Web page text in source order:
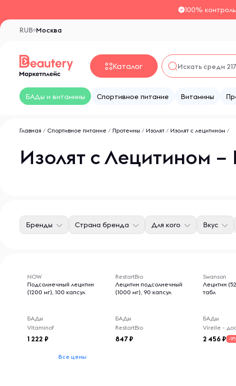
100%
Москва
RUB
Каталог
БАДы и витамины Спортивное питание Витамины
Главная / Спортивное питание / Протеины / Изолят / Изолят с лецитином /
Изолят с Лецитином
Бренды Страна бренда Для кого Вкус
NOW
Подсолнечный лецитин
(1200 мг), 100 капсул
БАДы
Vitaminof
1 222
Все цены
RestartBio
Лецитин подсолнечный
(1000 мг), 90 капсул
БАДы
RestartBio
847
Swanson
Лецитин
табл
БАДы
2 456 -